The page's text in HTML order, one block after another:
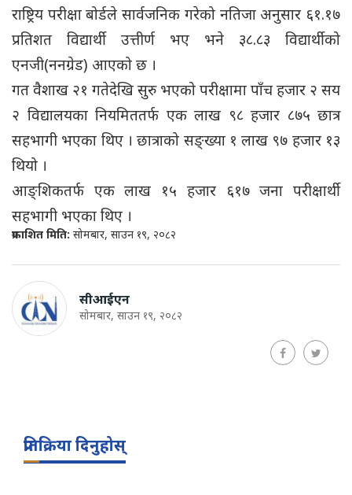
राष्ट्रिय परीक्षा बोर्डले सार्वजनिक गरेको नतिजा अनुसार ६१.१७
प्रतिशत विद्यार्थी उत्तीर्ण भए भने ३८.८३ विद्यार्थीको
एनजी(ननग्रेड) आएको छ ।
गत वैशाख २१ गतेदेखि सुरु भएको परीक्षामा पाँच हजार २ सय
२ विद्यालयका नियमिततर्फ एक लाख ९८ हजार ८७५ छात्र
सहभागी भएका थिए । छात्राको सङ्ख्या १ लाख ९७ हजार १३
थियो ।
आङ्शिकतर्फ एक लाख १५ हजार ६१७ जना परीक्षार्थी
सहभागी भएका थिए ।
प्रकाशित मिति: सोमबार, साउन १९, २०८२
सीआईएन
सोमबार, साउन १९, २०८२
प्रतिक्रिया दिनुहोस्